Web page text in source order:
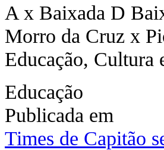
A x Baixada D
Morro da Cruz x
Educação,
Educação
Publicada em
Times de Capitão